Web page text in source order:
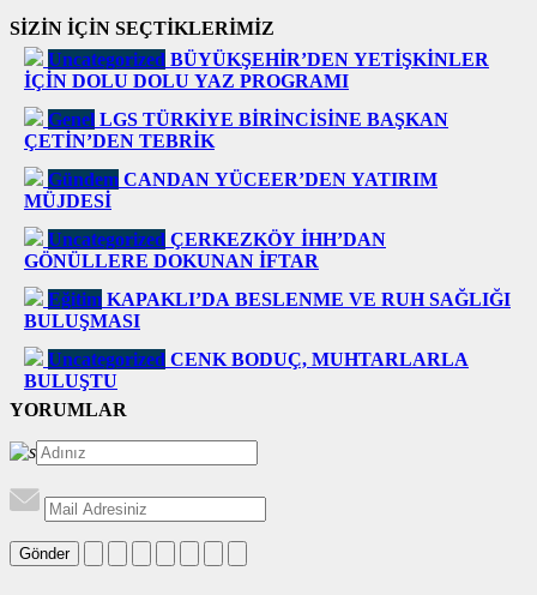
SİZİN İÇİN SEÇTİKLERİMİZ
Uncategorized BÜYÜKŞEHİR’DEN YETİŞKİNLER
İÇİN DOLU DOLU YAZ PROGRAMI
Genel LGS TÜRKİYE BİRİNCİSİNE BAŞKAN
ÇETİN’DEN TEBRİK
Gündem CANDAN YÜCEER’DEN YATIRIM
MÜJDESİ
Uncategorized ÇERKEZKÖY İHH’DAN
GÖNÜLLERE DOKUNAN İFTAR
Eğitim KAPAKLI’DA BESLENME VE RUH SAĞLIĞI
BULUŞMASI
Uncategorized CENK BODUÇ, MUHTARLARLA
BULUŞTU
YORUMLAR
Gönder